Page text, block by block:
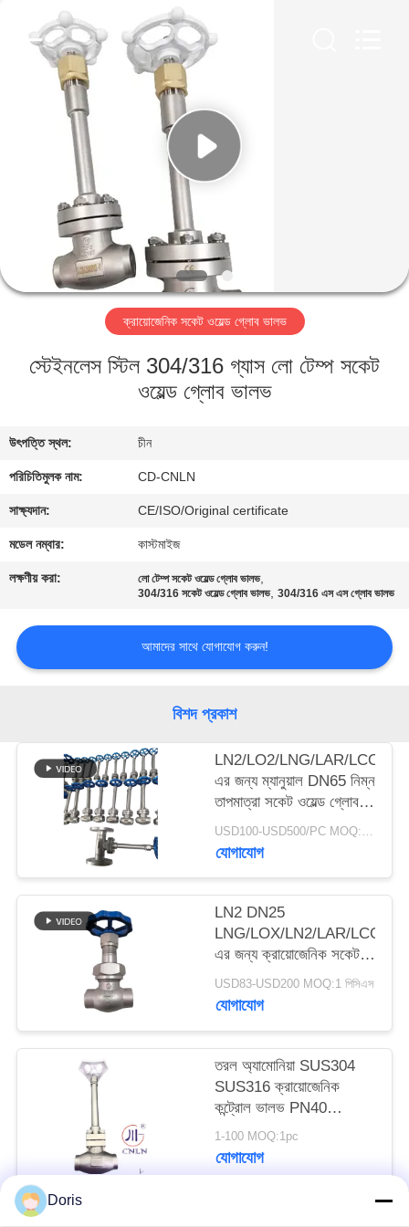
আমাদের
সম্পর্কে
কারখানা
মান
নিয়ন্ত্রণ
যোগাযোগ
করুন
খবর
উদ্ধৃতির
জন্য
আবেদন
ম্যাপ
Mechanical
Equipment
Co.,Ltd.
ক্রায়োজেনিক সকেট ওয়েল্ড গ্লোব ভালভ
স্টেইনলেস স্টিল 304/316 গ্যাস লো টেম্প সকেট
ওয়েল্ড গ্লোব ভালভ
উৎপত্তি স্থল: চীন
পরিচিতিমুলক নাম: CD-CNLN
সাক্ষ্যদান: CE/ISO/Original certificate
মডেল নম্বার: কাস্টমাইজ
লক্ষণীয় করা: লো টেম্প সকেট ওয়েল্ড গ্লোব ভালভ,
304/316 সকেট ওয়েল্ড গ্লোব ভালভ,304/316 এস এস গ্লোব ভালভ
আমাদের সাথে যোগাযোগ করুন!
বিশদ প্রকাশ
LN2/LO2/LNG/LAR/LCO2-
এর জন্য ম্যানুয়াল DN65 নিম্ন
তাপমাত্রা সকেট ওয়েল্ড গ্লোব
ভালভ
USD100-USD500/PC MOQ:1pc
যোগাযোগ
LN2 DN25
LNG/LOX/LN2/LAR/LCO2
এর জন্য ক্রায়োজেনিক সকেট
ওয়েল্ড গ্লোব ভালভ DJ61F-
40P
USD83-USD200 MOQ:1 পিসিএস
যোগাযোগ
তরল অ্যামোনিয়া SUS304
SUS316 ক্রায়োজেনিক
কন্ট্রোল ভালভ PN40
-196~+80°C
1-100 MOQ:1pc
যোগাযোগ
Doris